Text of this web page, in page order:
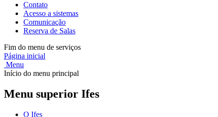
Contato
Acesso a sistemas
Comunicação
Reserva de Salas
Fim do menu de serviços
Página inicial
Menu
Início do menu principal
Menu superior Ifes
O Ifes